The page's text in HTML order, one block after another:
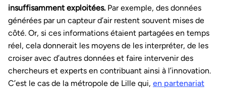
insuffisamment exploitées. Par exemple, des données
générées par un capteur d’air restent souvent mises de
côté. Or, si ces informations étaient partagées en temps
réel, cela donnerait les moyens de les interpréter, de les
croiser avec d’autres données et faire intervenir des
chercheurs et experts en contribuant ainsi à l’innovation.
C’est le cas de la métropole de Lille qui, en partenariat